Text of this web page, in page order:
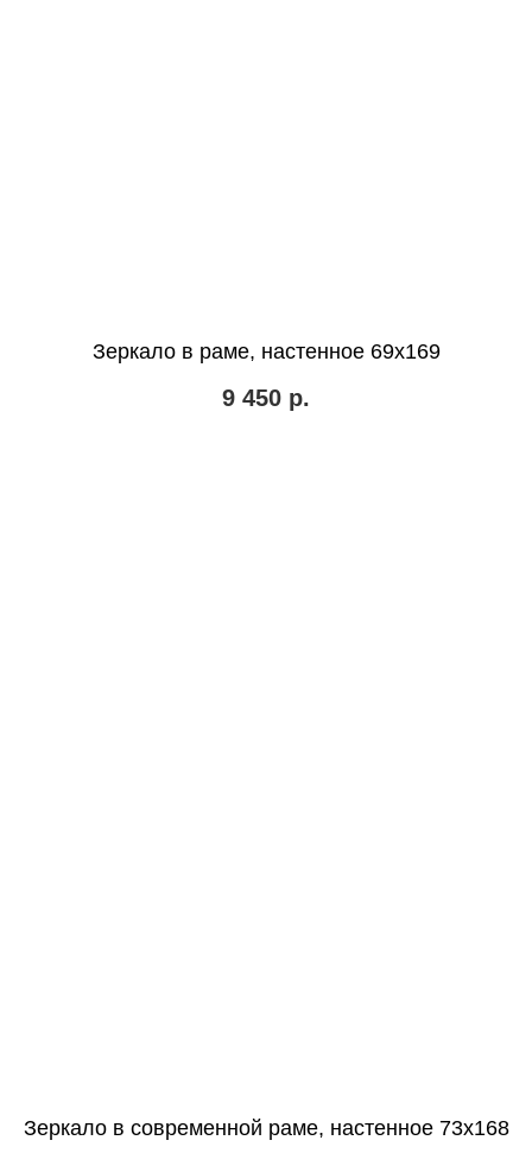
Зеркало в раме, настенное 69х169
9 450 р.
Зеркало в современной раме, настенное 73х168